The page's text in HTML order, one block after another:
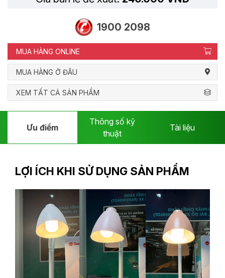
1900 2098
MUA HÀNG ONLINE
MUA HÀNG Ở ĐÂU
XEM TẤT CẢ SẢN PHẨM
Ưu điểm
Thông số kỹ
thuật
Tài liệu
LỢI ÍCH KHI SỬ DỤNG SẢN PHẨM